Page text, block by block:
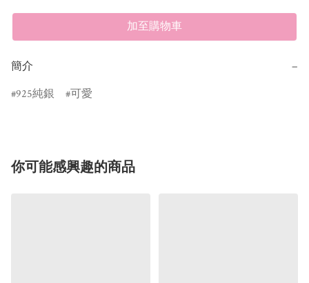
加至購物車
簡介
−
925純銀
可愛
你可能感興趣的商品